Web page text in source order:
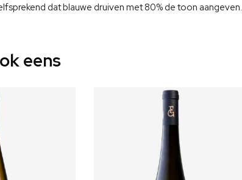
dat blauwe druiven met 80% de toon aangeven.
eens